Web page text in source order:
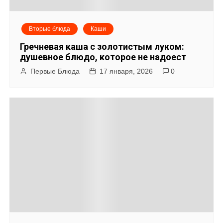
Вторые блюда Каши
Гречневая каша с золотистым луком:
душевное блюдо, которое не надоест
Первые Блюда 17 января, 2026 0